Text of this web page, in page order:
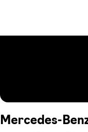
Mercedes-